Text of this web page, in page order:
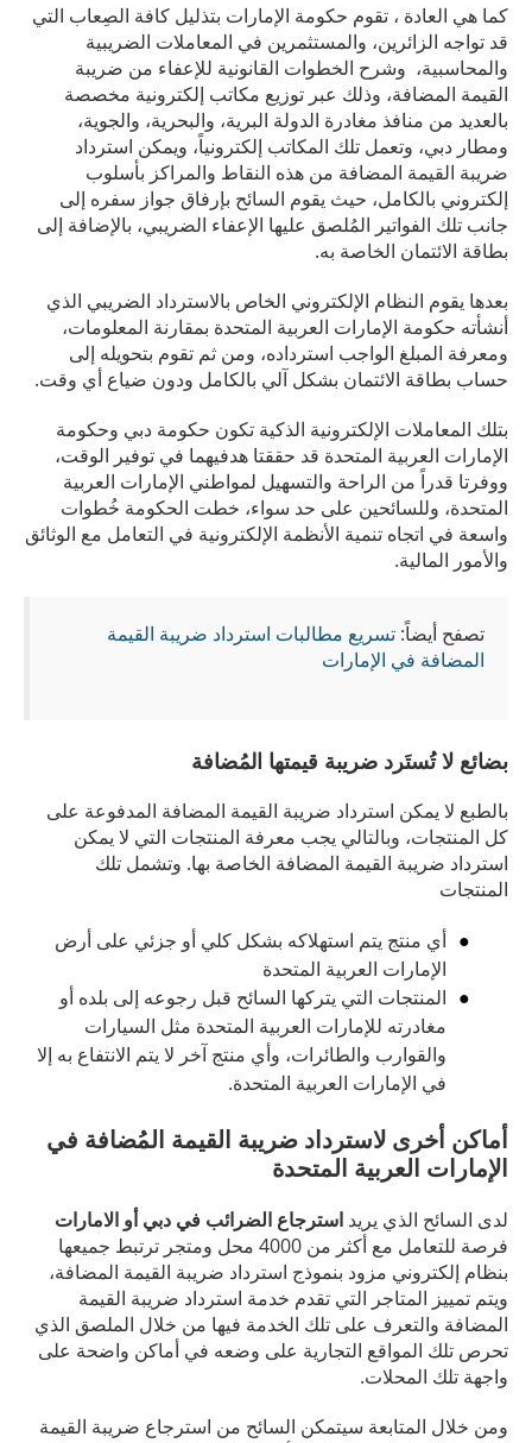
كما هي العادة ، تقوم حكومة الإمارات بتذليل كافة الصِعاب التي
قد تواجه الزائرين، والمستثمرين في المعاملات الضريبية
والمحاسبية، وشرح الخطوات القانونية للإعفاء من ضريبة
القيمة المضافة، وذلك عبر توزيع مكاتب إلكترونية مخصصة
بالعديد من منافذ مغادرة الدولة البرية، والبحرية، والجوية،
ومطار دبي، وتعمل تلك المكاتب إلكترونياً، ويمكن استرداد
ضريبة القيمة المضافة من هذه النقاط والمراكز بأسلوب
إلكتروني بالكامل، حيث يقوم السائح بإرفاق جواز سفره إلى
جانب تلك الفواتير المُلصق عليها الإعفاء الضريبي، بالإضافة إلى
بطاقة الائتمان الخاصة به.
بعدها يقوم النظام الإلكتروني الخاص بالاسترداد الضريبي الذي
أنشأته حكومة الإمارات العربية المتحدة بمقارنة المعلومات،
ومعرفة المبلغ الواجب استرداده، ومن ثم تقوم بتحويله إلى
حساب بطاقة الائتمان بشكل آلي بالكامل ودون ضياع أي وقت.
بتلك المعاملات الإلكترونية الذكية تكون حكومة دبي وحكومة
الإمارات العربية المتحدة قد حققتا هدفيهما في توفير الوقت،
ووفرتا قدراً من الراحة والتسهيل لمواطني الإمارات العربية
المتحدة، وللسائحين على حد سواء، خطت الحكومة خُطوات
واسعة في اتجاه تنمية الأنظمة الإلكترونية في التعامل مع الوثائق
والأمور المالية.
تصفح أيضاً: تسريع مطالبات استرداد ضريبة القيمة
المضافة في الإمارات
بضائع لا تُستَرد ضريبة قيمتها المُضافة
بالطبع لا يمكن استرداد ضريبة القيمة المضافة المدفوعة على
كل المنتجات، وبالتالي يجب معرفة المنتجات التي لا يمكن
استرداد ضريبة القيمة المضافة الخاصة بها. وتشمل تلك
المنتجات
أي منتج يتم استهلاكه بشكل كلي أو جزئي على أرض
الإمارات العربية المتحدة
المنتجات التي يتركها السائح قبل رجوعه إلى بلده أو
مغادرته للإمارات العربية المتحدة مثل السيارات
والقوارب والطائرات، وأي منتج آخر لا يتم الانتفاع به إلا
في الإمارات العربية المتحدة.
أماكن أخرى لاسترداد ضريبة القيمة المُضافة في
الإمارات العربية المتحدة
لدى السائح الذي يريد استرجاع الضرائب في دبي أو الامارات
فرصة للتعامل مع أكثر من 4000 محل ومتجر ترتبط جميعها
بنظام إلكتروني مزود بنموذج استرداد ضريبة القيمة المضافة،
ويتم تمييز المتاجر التي تقدم خدمة استرداد ضريبة القيمة
المضافة والتعرف على تلك الخدمة فيها من خلال الملصق الذي
تحرص تلك المواقع التجارية على وضعه في أماكن واضحة على
واجهة تلك المحلات.
ومن خلال المتابعة سيتمكن السائح من استرجاع ضريبة القيمة